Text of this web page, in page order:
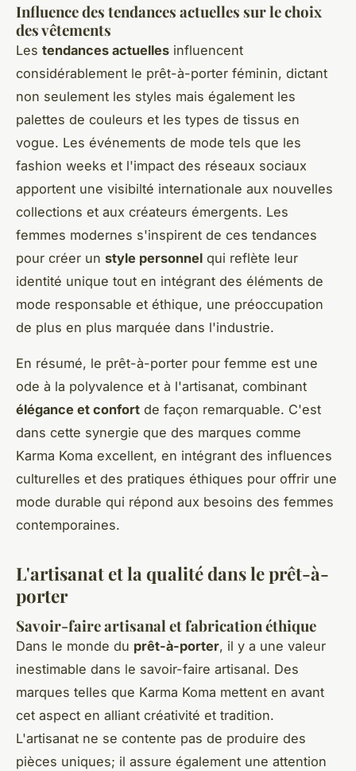
Influence des tendances actuelles sur le choix
des vêtements
Les tendances actuelles influencent
considérablement le prêt-à-porter féminin, dictant
non seulement les styles mais également les
palettes de couleurs et les types de tissus en
vogue. Les événements de mode tels que les
fashion weeks et l'impact des réseaux sociaux
apportent une visibilté internationale aux nouvelles
collections et aux créateurs émergents. Les
femmes modernes s'inspirent de ces tendances
pour créer un style personnel qui reflète leur
identité unique tout en intégrant des éléments de
mode responsable et éthique, une préoccupation
de plus en plus marquée dans l'industrie.
En résumé, le prêt-à-porter pour femme est une
ode à la polyvalence et à l'artisanat, combinant
élégance et confort de façon remarquable. C'est
dans cette synergie que des marques comme
Karma Koma excellent, en intégrant des influences
culturelles et des pratiques éthiques pour offrir une
mode durable qui répond aux besoins des femmes
contemporaines.
L'artisanat et la qualité dans le prêt-à-
porter
Savoir-faire artisanal et fabrication éthique
Dans le monde du prêt-à-porter, il y a une valeur
inestimable dans le savoir-faire artisanal. Des
marques telles que Karma Koma mettent en avant
cet aspect en alliant créativité et tradition.
L'artisanat ne se contente pas de produire des
pièces uniques; il assure également une attention